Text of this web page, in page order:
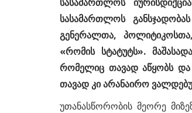
სასამართლოს
გენერალთა,
«რომის სტატუტს».
რომელიც თავად აწყობს
თავად კი არანაირო
უთანასწორობის მეორე